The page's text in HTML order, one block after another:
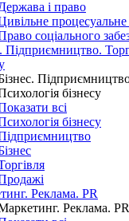
і право
соціального
Підприємництво.
бізнесу
всі
бізнесу
Реклама. PR
Реклама. PR